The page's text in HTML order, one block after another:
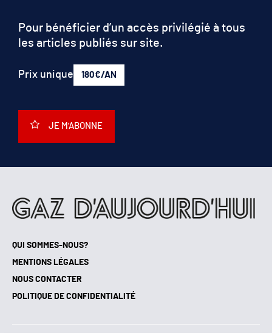
QUI SOMMES-NOUS?
MENTIONS LÉGALES
NOUS CONTACTER
POLITIQUE DE CONFIDENTIALITÉ
Pour bénéficier d’un accès privilégié à tous
les articles publiés sur site.
Prix unique 180€/AN
JE M'ABONNE